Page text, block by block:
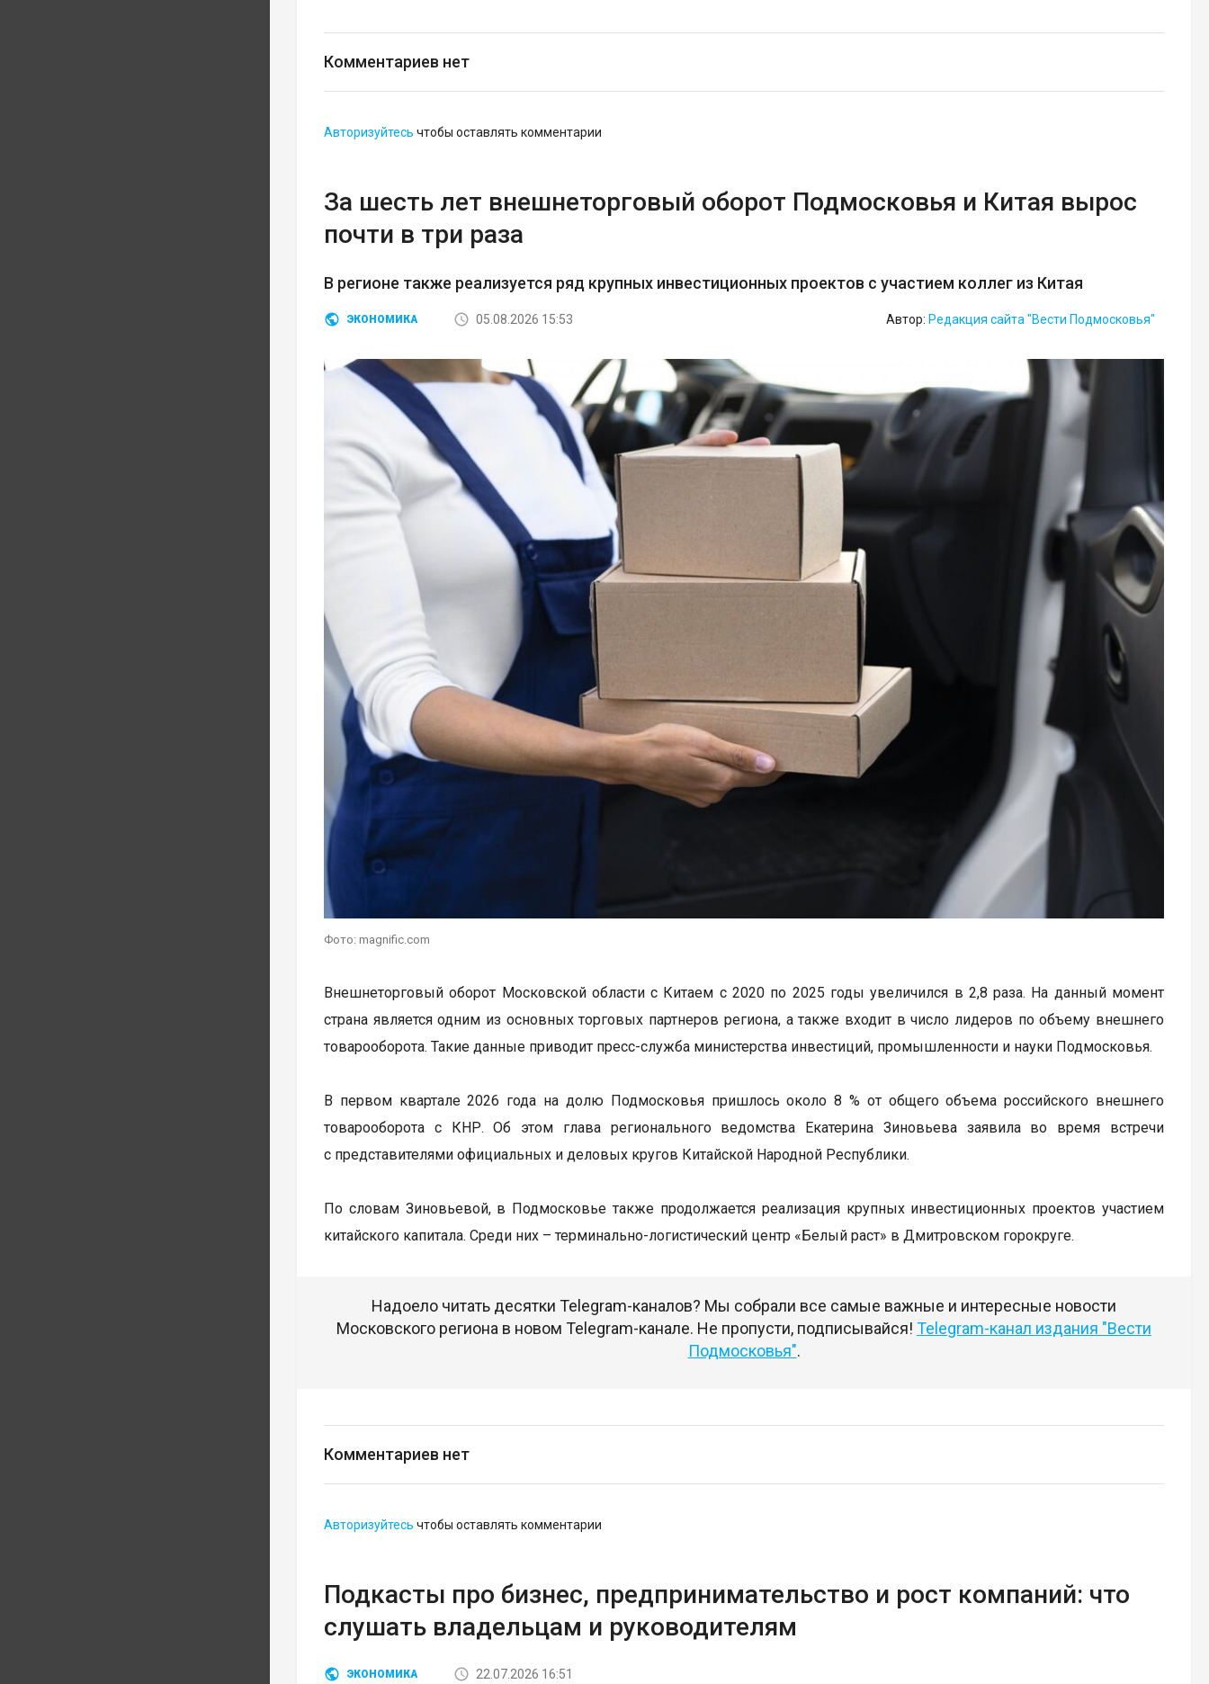
Комментариев нет
Авторизуйтесь чтобы оставлять комментарии
За шесть лет внешнеторговый оборот Подмосковья и Китая вырос
почти в три раза
В регионе также реализуется ряд крупных инвестиционных проектов с участием коллег из Китая
ЭКОНОМИКА 05.08.2026 15:53 Автор: Редакция сайта "Вести Подмосковья"
Фото: magnific.com
Внешнеторговый оборот Московской области с Китаем с 2020 по 2025 годы увеличился в 2,8 раза. На данный момент
страна является одним из основных торговых партнеров региона, а также входит в число лидеров по объему внешнего
товарооборота. Такие данные приводит пресс-служба министерства инвестиций, промышленности и науки Подмосковья.
В первом квартале 2026 года на долю Подмосковья пришлось около 8 % от общего объема российского внешнего
товарооборота с КНР. Об этом глава регионального ведомства Екатерина Зиновьева заявила во время встречи
с представителями официальных и деловых кругов Китайской Народной Республики.
По словам Зиновьевой, в Подмосковье также продолжается реализация крупных инвестиционных проектов участием
китайского капитала. Среди них – терминально-логистический центр «Белый раст» в Дмитровском горокруге.
Надоело читать десятки Telegram-каналов? Мы собрали все самые важные и интересные новости
Московского региона в новом Telegram-канале. Не пропусти, подписывайся! Telegram-канал издания "Вести
Подмосковья".
Комментариев нет
Авторизуйтесь чтобы оставлять комментарии
Подкасты про бизнес, предпринимательство и рост компаний: что
слушать владельцам и руководителям
ЭКОНОМИКА 22.07.2026 16:51